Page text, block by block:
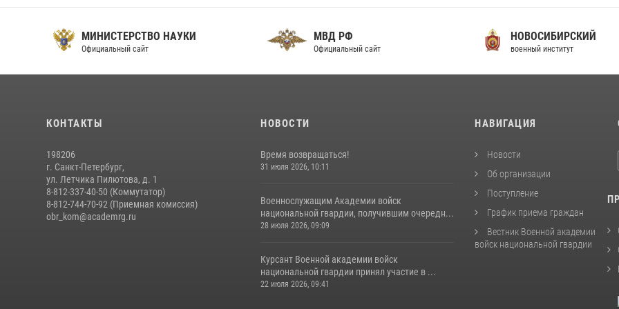
МИНИСТЕРСТВО НАУКИ
Официальный сайт
МВД РФ
Официальный сайт
НОВОСИБИРСКИЙ
военный институт
КОНТАКТЫ
198206
г. Санкт-Петербург,
ул. Летчика Пилютова, д. 1
8-812-337-40-50 (Коммутатор)
8-812-744-70-92 (Приемная комиссия)
obr_kom@academrg.ru
НОВОСТИ
Время возвращаться!
31 июля 2026, 10:11
Военнослужащим Академии войск
национальной гвардии, получившим очередн...
28 июля 2026, 09:09
Курсант Военной академии войск
национальной гвардии принял участие в ...
22 июля 2026, 09:41
НАВИГАЦИЯ
Новости
Об организации
Поступление
График приема граждан
Вестник Военной академии
войск национальной гвардии